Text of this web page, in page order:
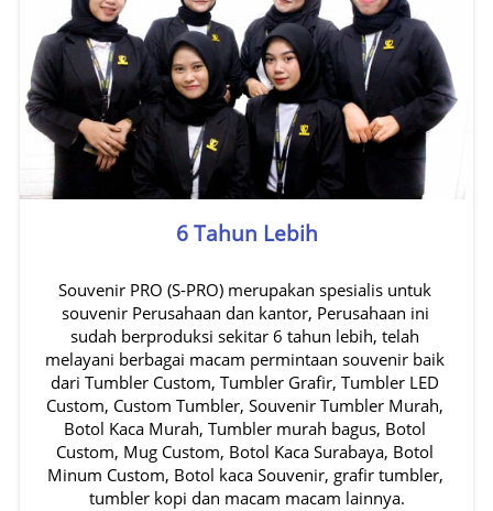
6 Tahun Lebih
Souvenir PRO (S-PRO) merupakan spesialis untuk
souvenir Perusahaan dan kantor, Perusahaan ini
sudah berproduksi sekitar 6 tahun lebih, telah
melayani berbagai macam permintaan souvenir baik
dari Tumbler Custom, Tumbler Grafir, Tumbler LED
Custom, Custom Tumbler, Souvenir Tumbler Murah,
Botol Kaca Murah, Tumbler murah bagus, Botol
Custom, Mug Custom, Botol Kaca Surabaya, Botol
Minum Custom, Botol kaca Souvenir, grafir tumbler,
tumbler kopi dan macam macam lainnya.